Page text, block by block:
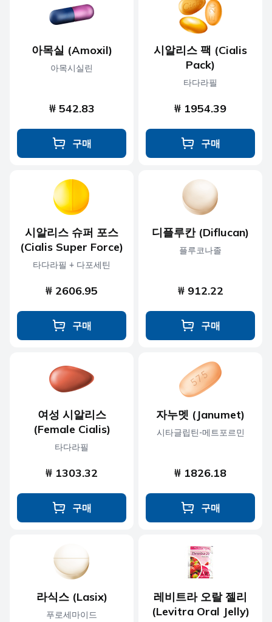
아목실 (Amoxil)
아목시실린
₩ 542.83
구매
시알리스 팩 (Cialis
Pack)
타다라필
₩ 1954.39
구매
시알리스 슈퍼 포스
(Cialis Super Force)
타다라필 + 다포세틴
₩ 2606.95
구매
디플루칸 (Diflucan)
플루코나졸
₩ 912.22
구매
여성 시알리스
(Female Cialis)
타다라필
₩ 1303.32
구매
자누멧 (Janumet)
시타글립틴-메트포르민
₩ 1826.18
구매
라식스 (Lasix)
푸로세마이드
레비트라 오랄 젤리
(Levitra Oral Jelly)